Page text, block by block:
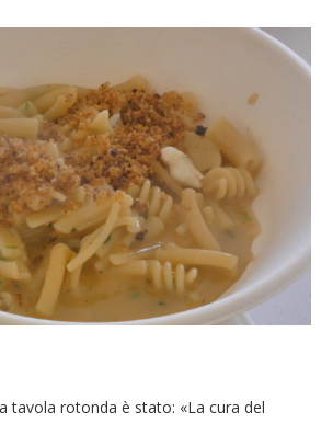
tavola rotonda è stato: «La cura del